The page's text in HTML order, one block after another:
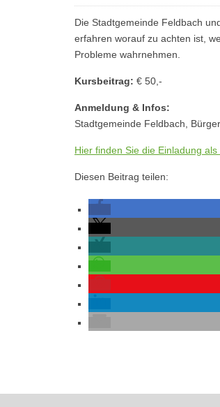
Die Stadtgemeinde Feldbach
erfahren worauf zu achten ist,
Probleme wahrnehmen.
Kursbeitrag: € 50,-
Anmeldung & Infos:
Stadtgemeinde Feldbach,
Hier finden Sie die Einladung als
Diesen Beitrag teilen: